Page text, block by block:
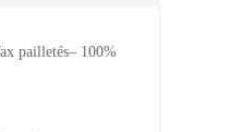
pailletés– 100%